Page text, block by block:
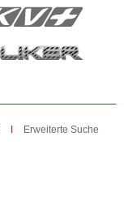
Erweiterte Suche